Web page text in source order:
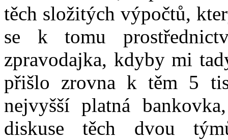
těch složitých výpočtů,
se k tomu
zpravodajka, kdyby mi
přišlo zrovna k těm 5
nejvyšší platná
diskuse těch dvou